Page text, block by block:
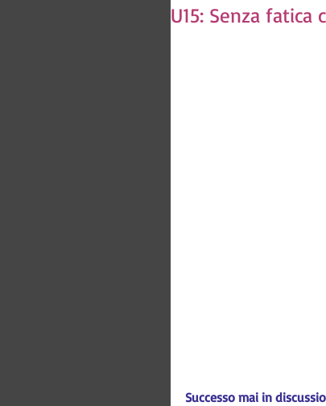
U15: Senza
Successo mai in